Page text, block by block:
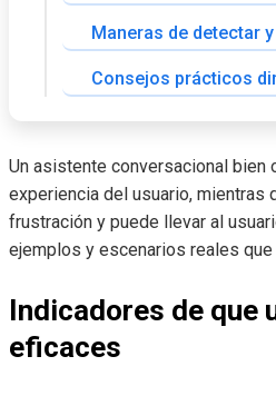
Maneras de detectar
Consejos prácticos
Un asistente conversacional bien
experiencia del usuario, mientras
frustración y puede llevar al
ejemplos y escenarios reales
Indicadores de que
eficaces